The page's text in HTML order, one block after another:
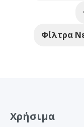
Φίλτρα
Χρήσιμα